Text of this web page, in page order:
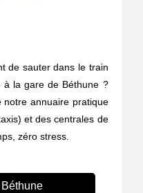
de sauter dans le train
à la gare de Béthune ?
notre annuaire pratique
et des centrales de
zéro stress.